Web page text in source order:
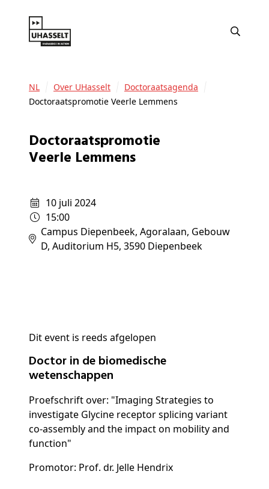
NL Over UHasselt
Doctoraatsagenda
Doctoraatspromotie Veerle Lemmens
Doctoraatspromotie
Veerle Lemmens
10 juli 2024
15:00
Campus Diepenbeek, Agoralaan, Gebouw
D, Auditorium H5, 3590 Diepenbeek
Dit event is reeds afgelopen
Doctor in de biomedische
wetenschappen
Proefschrift over: "Imaging Strategies to
investigate Glycine receptor splicing variant
co-assembly and the impact on mobility and
function"
Promotor: Prof. dr. Jelle Hendrix